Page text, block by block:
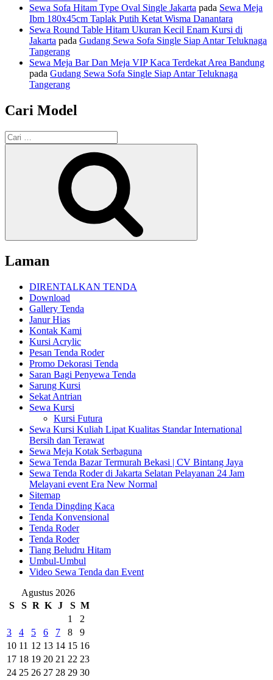
Sewa Sofa Hitam Type Oval Single Jakarta pada Sewa Meja
Ibm 180x45cm Taplak Putih Ketat Wisma Danantara
Sewa Round Table Hitam Ukuran Kecil Enam Kursi di
Jakarta pada Gudang Sewa Sofa Single Siap Antar Teluknaga
Tangerang
Sewa Meja Bar Dan Meja VIP Kaca Terdekat Area Bandung
pada Gudang Sewa Sofa Single Siap Antar Teluknaga
Tangerang
Cari Model
Pencarian
untuk:
Laman
DIRENTALKAN TENDA
Download
Gallery Tenda
Janur Hias
Kontak Kami
Kursi Acrylic
Pesan Tenda Roder
Promo Dekorasi Tenda
Saran Bagi Penyewa Tenda
Sarung Kursi
Sekat Antrian
Sewa Kursi
Kursi Futura
Sewa Kursi Kuliah Lipat Kualitas Standar International
Bersih dan Terawat
Sewa Meja Kotak Serbaguna
Sewa Tenda Bazar Termurah Bekasi | CV Bintang Jaya
Sewa Tenda Roder di Jakarta Selatan Pelayanan 24 Jam
Melayani event Era New Normal
Sitemap
Tenda Dingding Kaca
Tenda Konvensional
Tenda Roder
Tenda Roder
Tiang Beludru Hitam
Umbul-Umbul
Video Sewa Tenda dan Event
Agustus 2026
S
S R K J S M
1
2
3
4 5 6 7 8
9
10 11 12 13 14 15 16
17 18 19 20 21 22 23
24 25 26 27 28 29 30